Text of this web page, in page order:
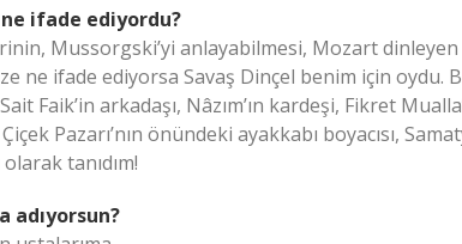
ifade ediyordu?
Mussorgski’yi anlayabilmesi, Mozart
ne ifade ediyorsa Savaş Dinçel benim için oydu.
Faik’in arkadaşı, Nâzım’ın kardeşi, Fikret
Pazarı’nın önündeki ayakkabı boyacısı,
tanıdım!
adıyorsun?